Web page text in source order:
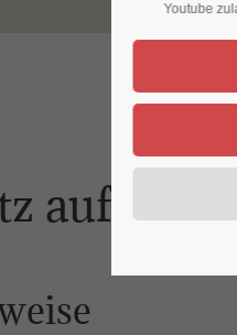
auf
Youtube